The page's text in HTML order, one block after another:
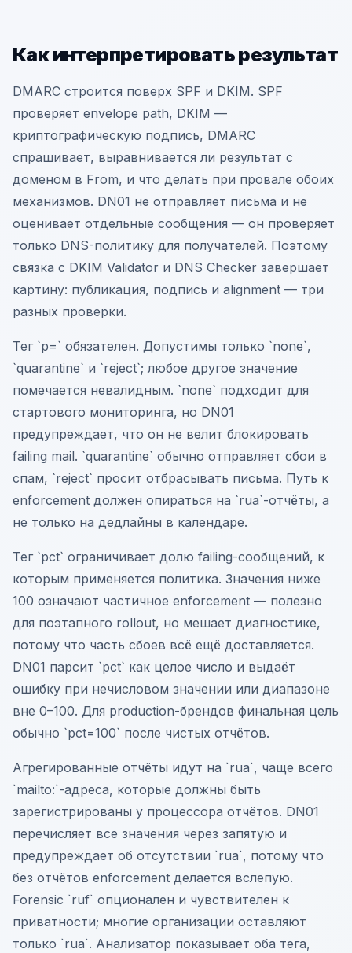
Как интерпретировать результат
DMARC строится поверх SPF и DKIM. SPF
проверяет envelope path, DKIM —
криптографическую подпись, DMARC
спрашивает, выравнивается ли результат с
доменом в From, и что делать при провале обоих
механизмов. DN01 не отправляет письма и не
оценивает отдельные сообщения — он проверяет
только DNS-политику для получателей. Поэтому
связка с DKIM Validator и DNS Checker завершает
картину: публикация, подпись и alignment — три
разных проверки.
Тег `p=` обязателен. Допустимы только `none`,
`quarantine` и `reject`; любое другое значение
помечается невалидным. `none` подходит для
стартового мониторинга, но DN01
предупреждает, что он не велит блокировать
failing mail. `quarantine` обычно отправляет сбои в
спам, `reject` просит отбрасывать письма. Путь к
enforcement должен опираться на `rua`-отчёты, а
не только на дедлайны в календаре.
Тег `pct` ограничивает долю failing-сообщений, к
которым применяется политика. Значения ниже
100 означают частичное enforcement — полезно
для поэтапного rollout, но мешает диагностике,
потому что часть сбоев всё ещё доставляется.
DN01 парсит `pct` как целое число и выдаёт
ошибку при нечисловом значении или диапазоне
вне 0–100. Для production-брендов финальная цель
обычно `pct=100` после чистых отчётов.
Агрегированные отчёты идут на `rua`, чаще всего
`mailto:`-адреса, которые должны быть
зарегистрированы у процессора отчётов. DN01
перечисляет все значения через запятую и
предупреждает об отсутствии `rua`, потому что
без отчётов enforcement делается вслепую.
Forensic `ruf` опционален и чувствителен к
приватности; многие организации оставляют
только `rua`. Анализатор показывает оба тега,